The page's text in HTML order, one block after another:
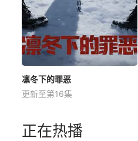
凛冬下的罪恶
更新至第16集
正在热播